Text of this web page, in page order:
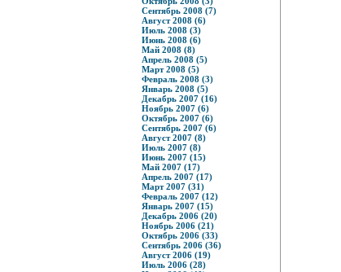
Сентябрь 2008 (7)
Август 2008 (6)
Июль 2008 (3)
Июнь 2008 (6)
Май 2008 (8)
Апрель 2008 (5)
Март 2008 (5)
Февраль 2008 (3)
Январь 2008 (5)
Декабрь 2007 (16)
Ноябрь 2007 (6)
Октябрь 2007 (6)
Сентябрь 2007 (6)
Август 2007 (8)
Июль 2007 (8)
Июнь 2007 (15)
Май 2007 (17)
Апрель 2007 (17)
Март 2007 (31)
Февраль 2007 (12)
Январь 2007 (15)
Декабрь 2006 (20)
Ноябрь 2006 (21)
Октябрь 2006 (33)
Сентябрь 2006 (36)
Август 2006 (19)
Июль 2006 (28)